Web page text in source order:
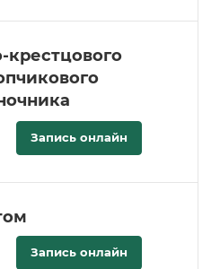
крестцового
Запись онлайн
Запись онлайн